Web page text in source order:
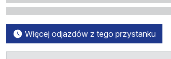
Więcej odjazdów z tego przystanku